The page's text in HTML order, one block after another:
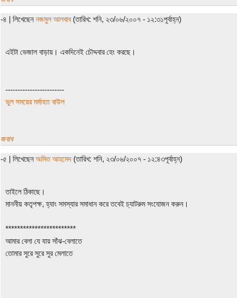
-৪ | লিখেছেন নজমুল আলবাব(তারিখ: শনি, ২৩/০৬/২০০৭ - ১২:৩১পূর্বাহ্ন)
এইটা ভেজাল বাড়ায়। একদিনেই চৌদ্দবার হেং করছে।
------------------------
ভুল সময়ের মর্মাহত বাউল
জবাব
-৫ | লিখেছেন অমিত আহমেদ(তারিখ: শনি, ২৩/০৬/২০০৭ - ১২:৪৩পূর্বাহ্ন)
তাইলে ঠিকাছে।
মাননীয় কতৃপক্ষ, হ্যাং সমস্যার সমাধান করে তবেই চ্যাটরুম সংযোজন করুন।
************************
আমার বেলা যে যায় সাঁঝ-বেলাতে
তোমার সুরে সুরে সুর মেলাতে